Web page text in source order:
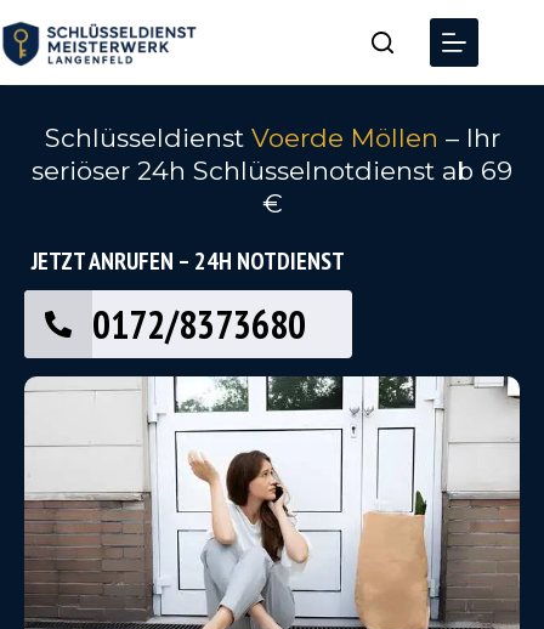
Schlüsseldienst Voerde Möllen – Ihr
seriöser 24h Schlüsselnotdienst ab 69
€
JETZT ANRUFEN – 24H NOTDIENST
0172/8373680